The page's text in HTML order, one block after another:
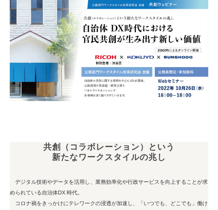
共創（コラボレーション）という
新たなワークスタイルの兆し
デジタル技術やデータを活用し、業務効率化や行政サービスを向上することが求
められている自治体DX 時代。
コロナ禍をきっかけにテレワークの浸透が加速し、「いつでも、どこでも」働け